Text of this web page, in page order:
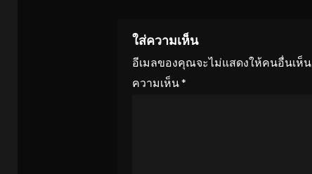
ใส่ความเห็น
อีเมลของคุณจะไม่แสดงให้คนอื่นเห็น
ความเห็น*